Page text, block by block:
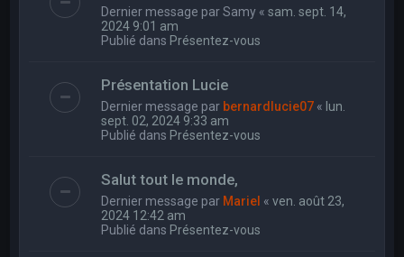
Dernier message parSamy «sam. sept. 14,
2024 9:01 am
Publié dans Présentez-vous
Présentation Lucie
Dernier message par bernardlucie07 « lun.
sept. 02, 2024 9:33 am
Publié dans Présentez-vous
Salut tout le monde,
Dernier message par Mariel «ven. août 23,
2024 12:42 am
Publié dans Présentez-vous